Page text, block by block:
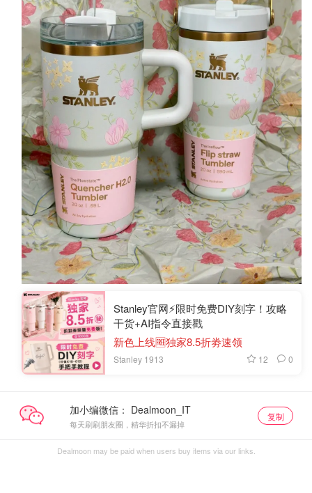
Stanley官网⚡️限时免费DIY刻字！攻略
干货+AI指令直接戳
新色上线🆓独家8.5折劵速领
Stanley 1913 12 0
加小编微信：
每天刷刷朋友圈，精华折扣不漏掉
复制
Dealmoon may be paid when users buy items via our links.